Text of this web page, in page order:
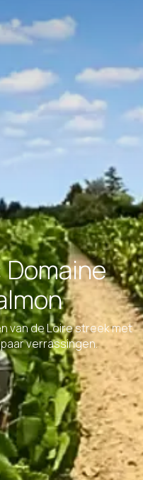
van de Loire streek met
verrassingen.